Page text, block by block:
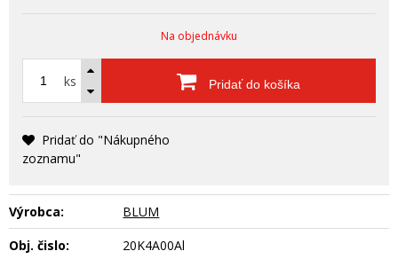
Na objednávku
ks Pridať do košíka
Pridať do "Nákupného
zoznamu"
Výrobca:
BLUM
Obj. čislo:
20K4A00Al